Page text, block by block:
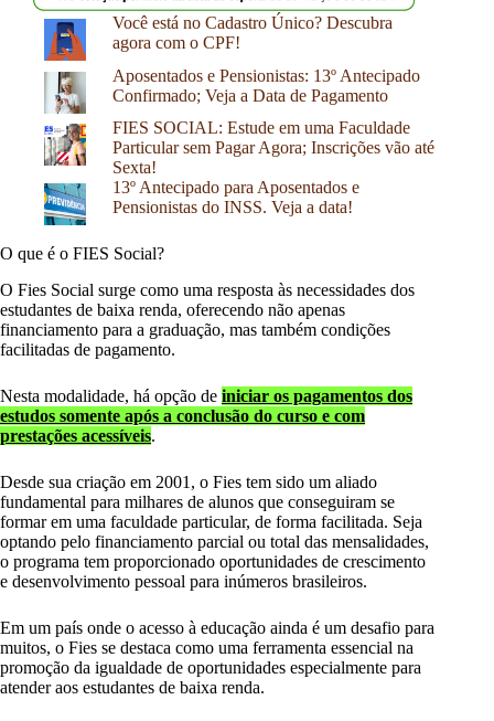
Você está no Cadastro Único? Descubra
agora com o CPF!
Aposentados e Pensionistas: 13º Antecipado
Confirmado; Veja a Data de Pagamento
FIES SOCIAL: Estude em uma Faculdade
Particular sem Pagar Agora; Inscrições vão até
Sexta!
13º Antecipado para Aposentados e
Pensionistas do INSS. Veja a data!
O que é o FIES Social?
O Fies Social surge como uma resposta às necessidades dos
estudantes de baixa renda, oferecendo não apenas
financiamento para a graduação, mas também condições
facilitadas de pagamento.
Nesta modalidade, há opção de iniciar os pagamentos dos
estudos somente após a conclusão do curso e com
prestações acessíveis.
Desde sua criação em 2001, o Fies tem sido um aliado
fundamental para milhares de alunos que conseguiram se
formar em uma faculdade particular, de forma facilitada. Seja
optando pelo financiamento parcial ou total das mensalidades,
o programa tem proporcionado oportunidades de crescimento
e desenvolvimento pessoal para inúmeros brasileiros.
Em um país onde o acesso à educação ainda é um desafio para
muitos, o Fies se destaca como uma ferramenta essencial na
promoção da igualdade de oportunidades especialmente para
atender aos estudantes de baixa renda.